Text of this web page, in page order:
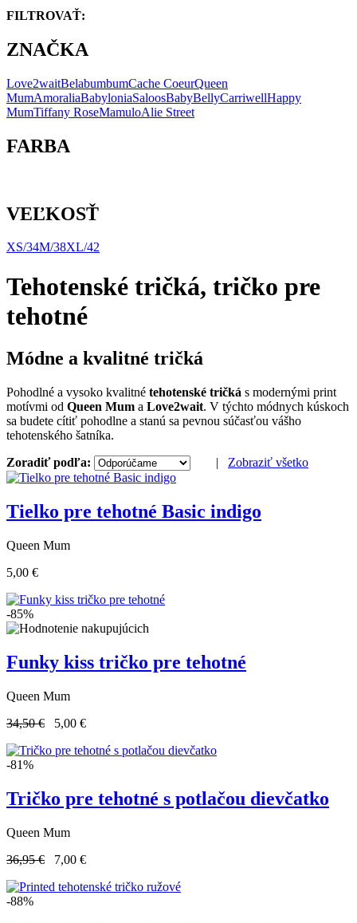
FILTROVAŤ:
ZNAČKA
Love2waitBelabumbumCache CoeurQueen
MumAmoraliaBabyloniaSaloosBabyBellyCarriwellHappy
MumTiffany RoseMamuloAlie Street
FARBA
VEĽKOSŤ
XS/34M/38XL/42
Tehotenské tričká, tričko pre
tehotné
Módne a kvalitné tričká
Pohodlné a vysoko kvalitné tehotenské tričká s modernými print
motívmi od Queen Mum a Love2wait. V týchto módnych kúskoch
sa budete cítiť pohodlne a stanú sa pevnou súčasťou vášho
tehotenského šatníka.
Zoradiť podľa:
| Zobraziť všetko
Tielko pre tehotné Basic indigo
Queen Mum
5,00 €
-85%
Funky kiss tričko pre tehotné
Queen Mum
34,50 €
5,00 €
-81%
Tričko pre tehotné s potlačou dievčatko
Queen Mum
36,95 €
7,00 €
-88%